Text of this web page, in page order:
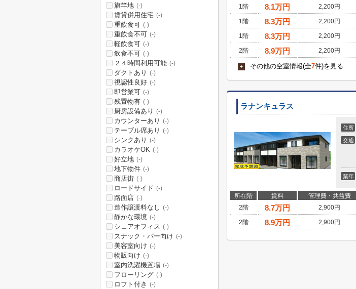
1階
8.1万円 2,200円
1階
8.3万円 2,200円
1階
8.3万円 2,200円
2階
8.9万円 2,200円
+ その他の空室情報(全7件)を見る
ラナンキュラス
住所
交通
築年
所在階 賃料 管理費・共益費
2階
8.7万円 2,900円
2階
8.9万円 2,900円
旗竿地 (-)
賃貸併用住宅 (-)
重飲食可 (-)
重飲食不可 (-)
軽飲食可 (-)
飲食不可 (-)
２４時間利用可能 (-)
ダクトあり (-)
視認性良好 (-)
即営業可 (-)
残置物有 (-)
厨房設備あり (-)
カウンターあり (-)
テーブル席あり (-)
シンクあり (-)
カラオケOK (-)
好立地 (-)
地下物件 (-)
商店街 (-)
ロードサイド (-)
路面店 (-)
造作譲渡料なし (-)
静かな環境 (-)
シェアオフィス (-)
スナック・バー向け (-)
美容室向け (-)
物販向け (-)
室内洗濯機置場 (-)
フローリング (-)
ロフト付き (-)